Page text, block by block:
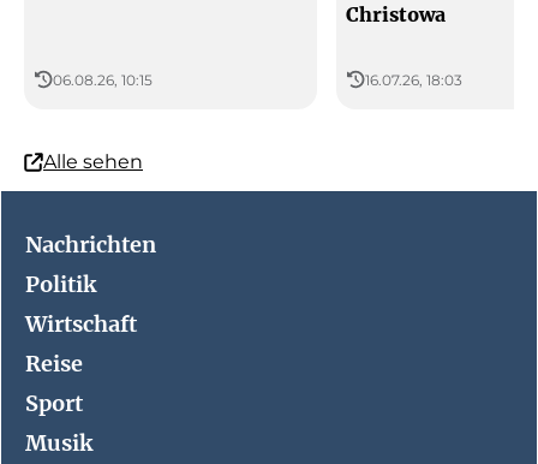
06.08.26, 10:15
Christowa
16.07.26, 18:03
Alle sehen
Nachrichten
Politik
Wirtschaft
Reise
Sport
Musik